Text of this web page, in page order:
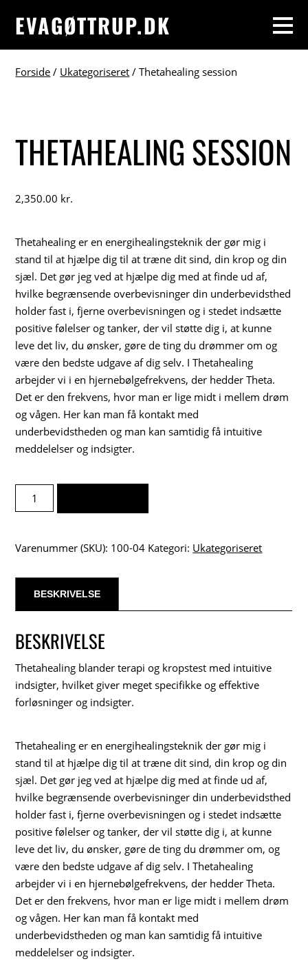
EVAGØTTRUP.DK
Forside / Ukategoriseret / Thetahealing session
THETAHEALING SESSION
2,350.00 kr.
Thetahealing er en energihealingsteknik der gør mig i
stand til at hjælpe dig til at træne dit sind, din krop og din
sjæl. Det gør jeg ved at hjælpe dig med at finde ud af,
hvilke begrænsende overbevisninger din underbevidsthed
holder fast i, fjerne overbevisningen og i stedet indsætte
positive følelser og tanker, der vil støtte dig i, at kunne
leve det liv, du ønsker, gøre de ting du drømmer om og
være den bedste udgave af dig selv. I Thetahealing
arbejder vi i en hjernebølgefrekvens, der hedder Theta.
Det er den frekvens, hvor man er lige midt i mellem drøm
og vågen. Her kan man få kontakt med
underbevidstheden og man kan samtidig få intuitive
meddelelser og indsigter.
session
Varenummer (SKU): 100-04 Kategori: Ukategoriseret
BESKRIVELSE
BESKRIVELSE
Thetahealing blander terapi og kropstest med intuitive
indsigter, hvilket giver meget specifikke og effektive
forløsninger og indsigter.
Thetahealing er en energihealingsteknik der gør mig i
stand til at hjælpe dig til at træne dit sind, din krop og din
sjæl. Det gør jeg ved at hjælpe dig med at finde ud af,
hvilke begrænsende overbevisninger din underbevidsthed
holder fast i, fjerne overbevisningen og i stedet indsætte
positive følelser og tanker, der vil støtte dig i, at kunne
leve det liv, du ønsker, gøre de ting du drømmer om, og
være den bedste udgave af dig selv. I Thetahealing
arbejder vi i en hjernebølgefrekvens, der hedder Theta.
Det er den frekvens, hvor man er lige midt i mellem drøm
og vågen. Her kan man få kontakt med
underbevidstheden og man kan samtidig få intuitive
meddelelser og indsigter.